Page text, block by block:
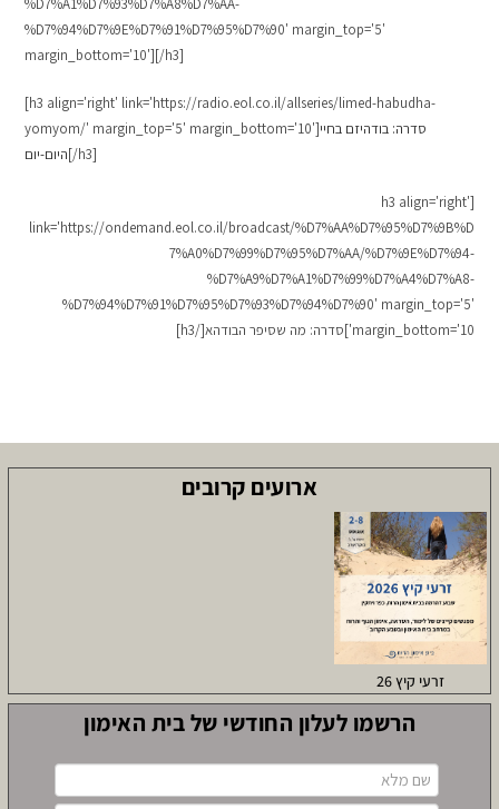
%D7%94%D7%9E%D7%91%D7%95%D7%90' margin_top='5'
margin_bottom='10'][/h3]
[h3 align='right' link='https://radio.eol.co.il/allseries/limed-habudha-
yomyom/' margin_top='5' margin_bottom='10']סדרה: בודהיזם בחיי
היום-יום[/h3]
[h3 align='right'
link='https://ondemand.eol.co.il/broadcast/%D7%AA%D7%95%D7%9B%D
7%A0%D7%99%D7%95%D7%AA/%D7%9E%D7%94-
%D7%A9%D7%A1%D7%99%D7%A4%D7%A8-
%D7%94%D7%91%D7%95%D7%93%D7%94%D7%90' margin_top='5'
margin_bottom='10']סדרה: מה שסיפר הבודהא[/h3]
ארועים קרובים
זרעי קיץ 26
הרשמו לעלון החודשי של בית האימון